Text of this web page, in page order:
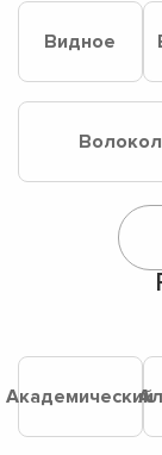
Видное
Академический